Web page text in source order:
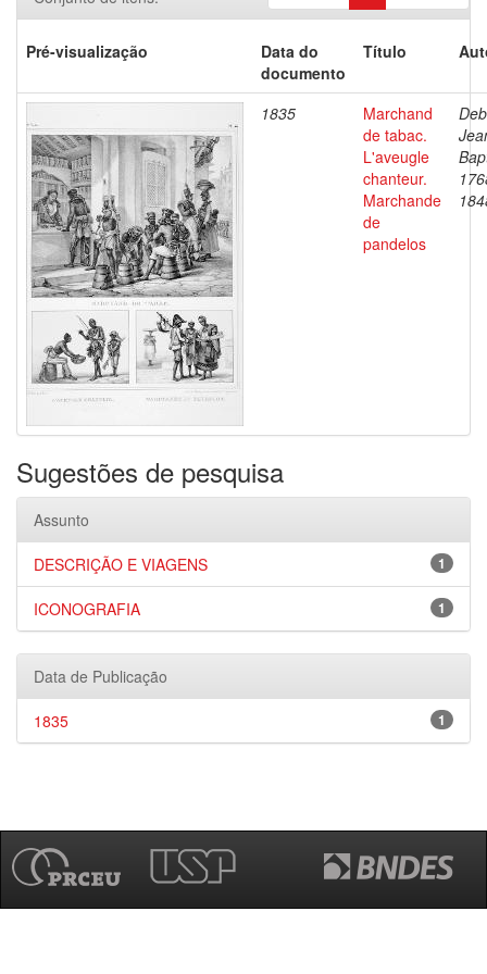
Pré-visualização
Data do
documento
Título
1835
Marchand
de tabac.
L'aveugle
chanteur.
Marchande
de
pandelos
Sugestões de pesquisa
Assunto
1
DESCRIÇÃO E VIAGENS
1
ICONOGRAFIA
Data de Publicação
1
1835